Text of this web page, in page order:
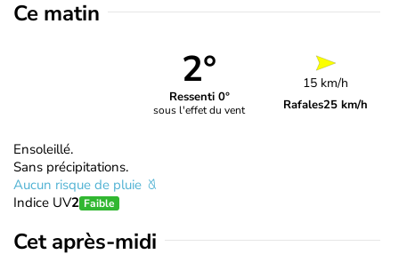
Ce matin
2°
Ressenti 0°
sous l'effet du vent
15 km/h
Rafales25 km/h
Ensoleillé.
Sans précipitations.
Aucun risque de pluie
Indice UV2 Faible
Cet après-midi